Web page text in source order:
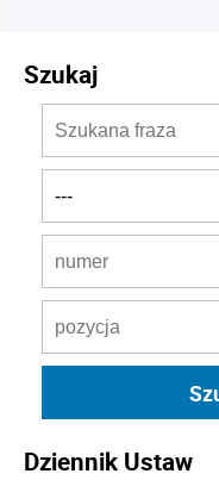
Szukaj
Dziennik Ustaw